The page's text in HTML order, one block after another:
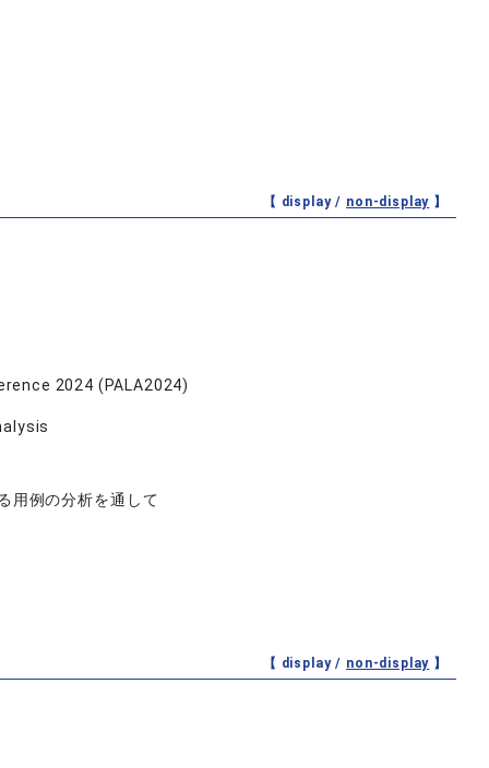
【 display / non-display 】
2024 (PALA2024)
用例の分析を通して
【 display / non-display 】